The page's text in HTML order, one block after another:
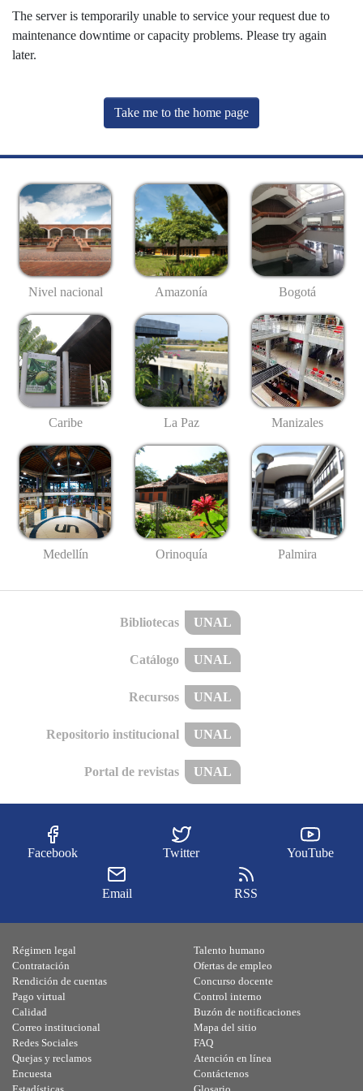
The server is temporarily unable to service your request due to
maintenance downtime or capacity problems. Please try again
later.
Take me to the home page
Nivel nacional Amazonía Bogotá
Caribe La Paz Manizales
Medellín Orinoquía Palmira
Bibliotecas UNAL
Catálogo UNAL
Recursos UNAL
Repositorio institucional UNAL
Portal de revistas UNAL
Facebook Twitter YouTube
Email RSS
Régimen legal
Contratación
Rendición de cuentas
Pago virtual
Calidad
Talento humano
Ofertas de empleo
Concurso docente
Control interno
Buzón de notificaciones
Correo institucional
Redes Sociales
Quejas y reclamos
Encuesta
Mapa del sitio
FAQ
Atención en línea
Contáctenos